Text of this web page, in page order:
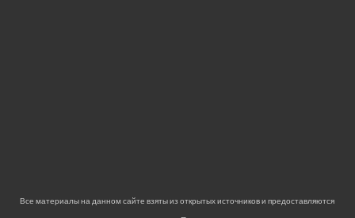
Все материалы на данном сайте взяты из открытых источников и предоставляются